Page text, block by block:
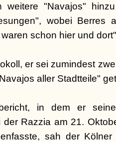
weitere "Navajos"
wobei Berres
schon hier und
er sei zumindest
aller Stadtteile"
in dem er
Razzia am 21.
sah der